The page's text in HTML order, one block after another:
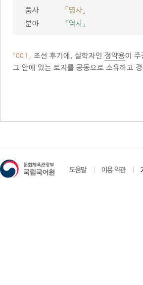
품사
「명사」
분야
『역사』
「001」 조선 후기에, 실학자인 정약용이
그 안에 있는 토지를 공동으로 소유하고
도움말 이용 약관